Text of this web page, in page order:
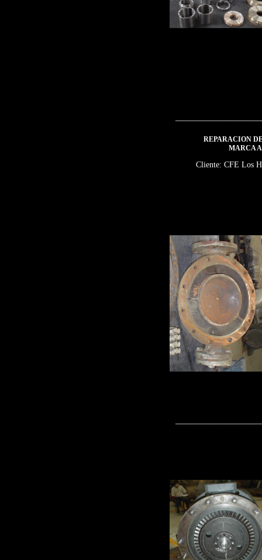
REPARACION
MARCA
Cliente: CFE Los